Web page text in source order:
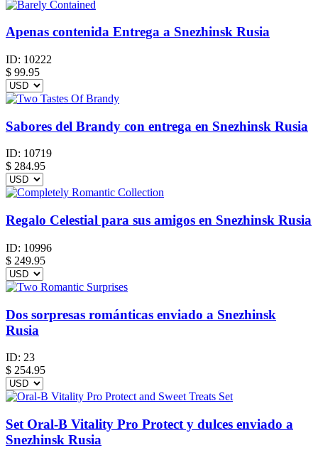
Apenas contenida Entrega a Snezhinsk Rusia
ID: 10222
$ 99.95
Sabores del Brandy con entrega en Snezhinsk Rusia
ID: 10719
$ 284.95
Regalo Celestial para sus amigos en Snezhinsk Rusia
ID: 10996
$ 249.95
Dos sorpresas románticas enviado a Snezhinsk
Rusia
ID: 23
$ 254.95
Set Oral-B Vitality Pro Protect y dulces enviado a
Snezhinsk Rusia